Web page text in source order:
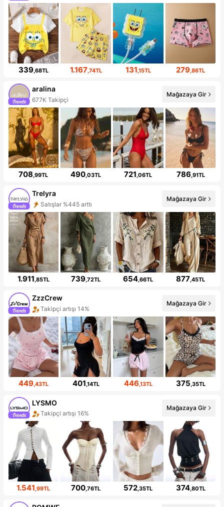
339,68TL 1.167,74TL 131,15TL 279,86TL
aralina
677K Takipçi
Mağazaya Gir
708,99TL 490,03TL 721,06TL 786,91TL
Trelyra
Satışlar %445 arttı
Mağazaya Gir
1.911,85TL 739,72TL 654,66TL 877,45TL
ZzzCrew
Takipçi artışı 14%
Mağazaya Gir
449,43TL 401,14TL 446,13TL 375,35TL
LYSMO
Takipçi artışı 16%
Mağazaya Gir
1.541,99TL 700,76TL 572,35TL 374,80TL